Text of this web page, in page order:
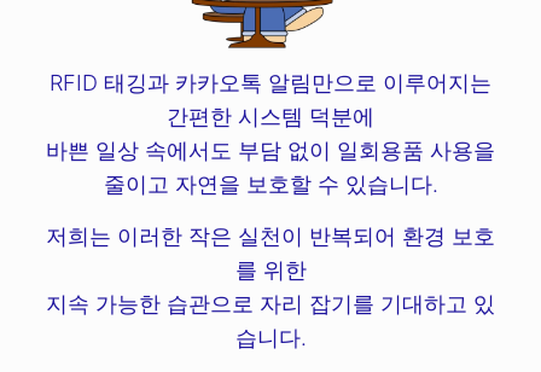
RFID 태깅과 카카오톡 알림만으로 이루어지는
간편한 시스템 덕분에
바쁜 일상 속에서도 부담 없이 일회용품 사용을
줄이고 자연을 보호할 수 있습니다.
저희는 이러한 작은 실천이 반복되어 환경 보호
를 위한
지속 가능한 습관으로 자리 잡기를 기대하고 있
습니다.